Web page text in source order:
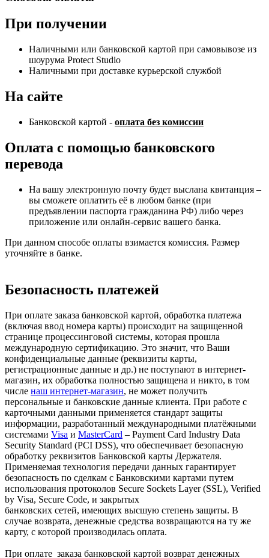
При получении
Наличными или банковской картой при самовывозе из
шоурума Protect Studio
Наличными при доставке курьерской службой
На сайте
Банковской картой - оплата без комиссии
Оплата с помощью банковского
перевода
На вашу электронную почту будет выслана квитанция –
вы сможете оплатить её в любом банке (при
предъявлении паспорта гражданина РФ) либо через
приложение или онлайн-сервис вашего банка.
При данном способе оплаты взимается комиссия. Размер
уточняйте в банке.
Безопасность платежей
При оплате заказа банковской картой, обработка платежа
(включая ввод номера карты) происходит на защищенной
странице процессинговой системы, которая прошла
международную сертификацию. Это значит, что Ваши
конфиденциальные данные (реквизиты карты,
регистрационные данные и др.) не поступают в интернет-
магазин, их обработка полностью защищена и никто, в том
числе наш интернет-магазин, не может получить
персональные и банковские данные клиента. При работе с
карточными данными применяется стандарт защиты
информации, разработанный международными платёжными
системами Visa и MasterCard – Payment Card Industry Data
Security Standard (PCI DSS), что обеспечивает безопасную
обработку реквизитов Банковской карты Держателя.
Применяемая технология передачи данных гарантирует
безопасность по сделкам с Банковскими картами путем
использования протоколов Secure Sockets Layer (SSL), Verified
by Visa, Secure Code, и закрытых
банковских сетей, имеющих высшую степень защиты. В
случае возврата, денежные средства возвращаются на ту же
карту, с которой производилась оплата.
При оплате заказа банковской картой возврат денежных